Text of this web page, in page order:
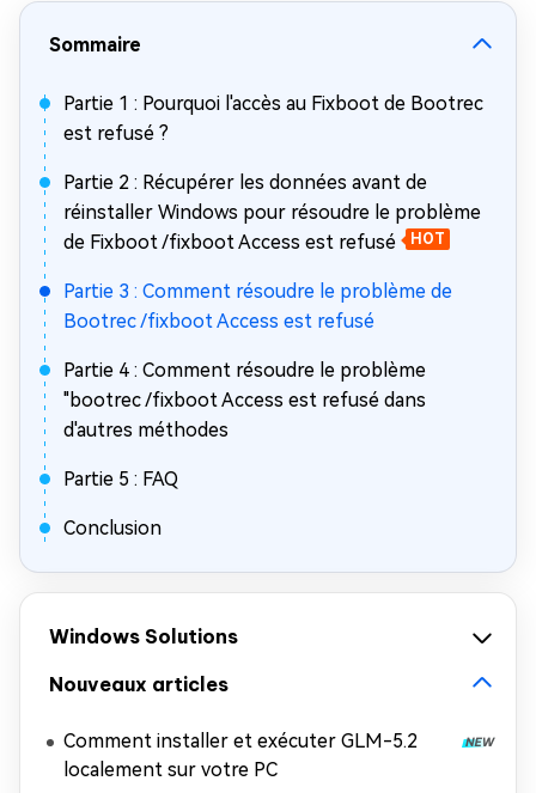
Sommaire
Partie 1 : Pourquoi l'accès au Fixboot de Bootrec
est refusé ?
Partie 2 : Récupérer les données avant de
réinstaller Windows pour résoudre le problème
de Fixboot /fixboot Access est refusé
HOT
Partie 3 : Comment résoudre le problème de
Bootrec /fixboot Access est refusé
Partie 4 : Comment résoudre le problème
"bootrec /fixboot Access est refusé dans
d'autres méthodes
Partie 5 : FAQ
Conclusion
Windows Solutions
Nouveaux articles
Comment installer et exécuter GLM-5.2
localement sur votre PC